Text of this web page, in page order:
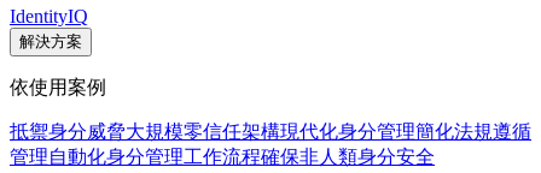
IdentityIQ
解決方案
依使用案例
抵禦身分威脅大規模零信任架構現代化身分管理簡化法規遵循
管理自動化身分管理工作流程確保非人類身分安全